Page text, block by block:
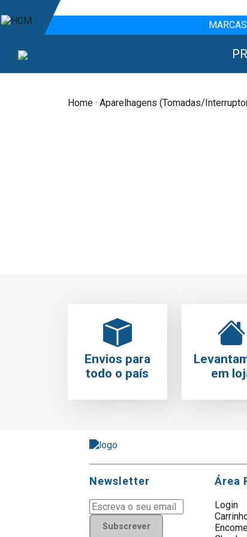
MARCAS
Home· Aparelhagens (Tomadas/
Envios para
todo o país
em
Newsletter
Subscrever
Área
Login